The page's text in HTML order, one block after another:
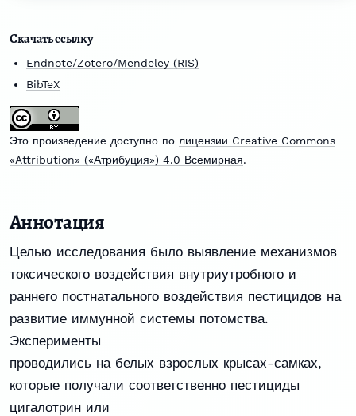
Скачать ссылку
Endnote/Zotero/Mendeley (RIS)
BibTeX
Это произведение доступно по лицензии Creative Commons
«Attribution» («Атрибуция») 4.0 Всемирная.
Аннотация
Целью исследования было выявление механизмов
токсического воздействия внутриутробного и
раннего постнатального воздействия пестицидов на
развитие иммунной системы потомства.
Эксперименты
проводились на белых взрослых крысах-самках,
которые получали соответственно пестициды
цигалотрин или